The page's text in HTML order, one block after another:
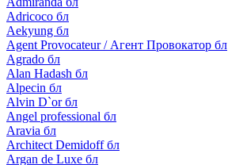
Adricoco бл
Aekyung бл
Agent Provocateur / Агент Провокатор бл
Agrado бл
Alan Hadash бл
Alpecin бл
Alvin D`or бл
Angel professional бл
Aravia бл
Architect Demidoff бл
Argan de Luxe бл